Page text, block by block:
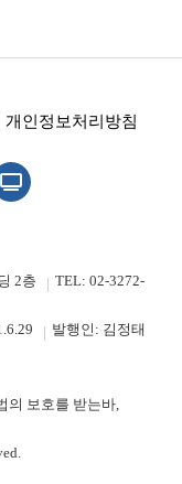
개인정보처리방침
2층
TEL: 02-3272-
발행인: 김정태
의 보호를 받는바,